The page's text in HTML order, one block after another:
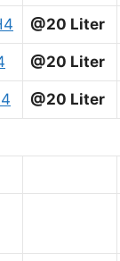
@20 Liter
@20 Liter
@20 Liter